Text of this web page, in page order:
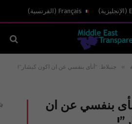
( الإنجليزية)
Français
( الفرنسية)
» جنبلاط: “أنأى بنفسي عن ان اكون كبشار”!
بنفسي عن ان